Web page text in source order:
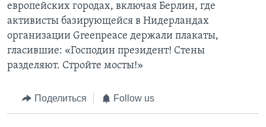
европейских городах, включая Берлин, где
активисты базирующейся в Нидерландах
организации Greenpeace держали плакаты,
гласившие: «Господин президент! Стены
разделяют. Стройте мосты!»
Поделиться Follow us